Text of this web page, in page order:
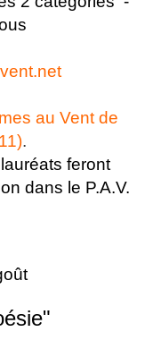
au Vent de
.
feront
dans le P.A.V.